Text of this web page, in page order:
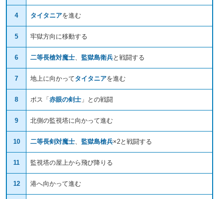
4 タイタニアを進む
5 牢獄方向に移動する
6 二等長槍対魔士 監獄島衛兵と戦闘する
7 地上に向かってタイタニアを進む
8 ボス「赤眼の剣士 」との戦闘
9 北側の監視塔に向かって進む
10 二等長剣対魔士 監獄島槍兵×2と戦闘する
11 監視塔の屋上から飛び降りる
12 港へ向かって進む